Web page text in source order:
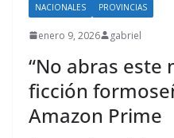
NACIONALES PROVINCIAS
enero 9, 2026 gabriel
“No abras este
ficción
Amazon Prime